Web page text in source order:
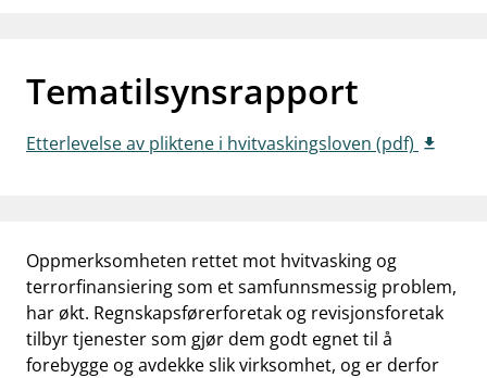
Tematilsynsrapport
Etterlevelse av pliktene i hvitvaskingsloven (pdf)
Oppmerksomheten rettet mot hvitvasking og
terrorfinansiering som et samfunnsmessig problem,
har økt. Regnskapsførerforetak og revisjonsforetak
tilbyr tjenester som gjør dem godt egnet til å
forebygge og avdekke slik virksomhet, og er derfor